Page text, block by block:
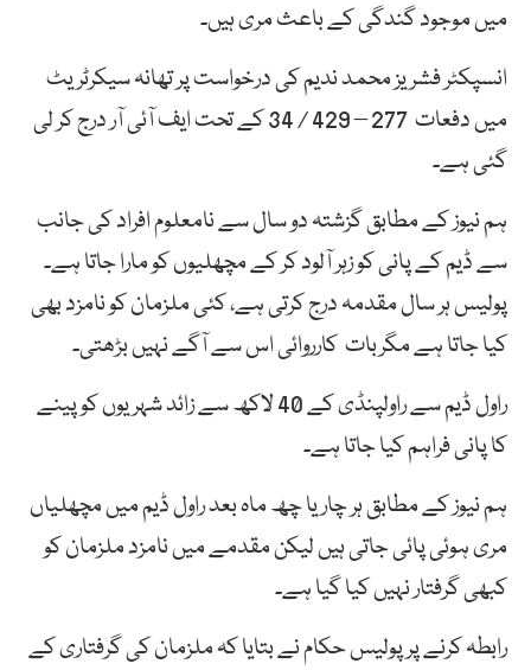
میں موجود گندگی کے باعث مری ہیں۔
انسپکٹر فشریز محمد ندیم کی درخواست پر تھانہ سیکرٹریٹ
میں دفعات
ایف آئی آر درج کر لی
گئی ہے۔
ہم نیوز کے مطابق گزشتہ دو سال سے نامعلوم افراد کی جانب
سے ڈیم کے پانی کو زہر آلود کر کے مچھلیوں کو مارا جاتا ہے۔
پولیس ہر سال مقدمہ درج کرتی ہے، کئی ملزمان کو نامزد بھی
کیا جاتا ہے مگربات کارروائی اس سے آگے نہیں بڑھتی۔
راول ڈیم سے راولپنڈی کے 40 لاکھ سے زائد شہریوں کو پینے
کا پانی فراہم کیا جاتا ہے۔
ہم نیوز کے مطابق ہر چار یا چھ ماہ بعد راول ڈیم میں مچھلیاں
مری ہوئی پائی جاتی ہیں لیکن مقدمے میں نامزد ملزمان کو
کبھی گرفتار نہیں کیا گیا ہے۔
رابطہ کرنے پر پولیس حکام نے بتایا کہ ملزمان کی گرفتاری کے